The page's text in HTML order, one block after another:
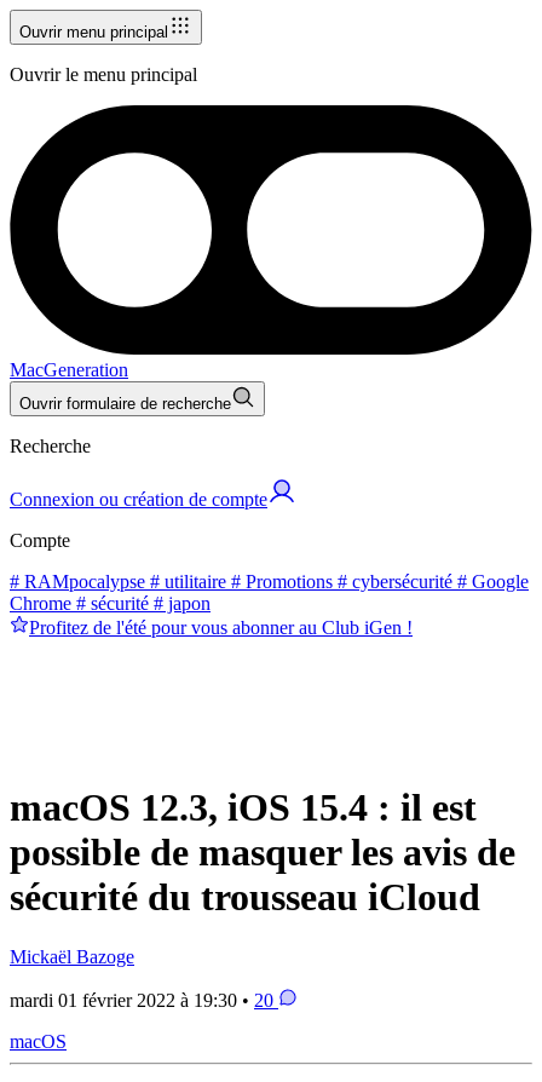
Ouvrir menu principal
Ouvrir le menu principal
MacGeneration
Ouvrir formulaire de recherche
Recherche
Connexion ou création de compte
Compte
# RAMpocalypse # utilitaire # Promotions # cybersécurité # Google
Chrome # sécurité # japon
Profitez de l'été pour vous abonner au Club iGen !
macOS 12.3, iOS 15.4 : il est
possible de masquer les avis de
sécurité du trousseau iCloud
Mickaël Bazoge
mardi 01 février 2022 à 19:30 • 20
macOS